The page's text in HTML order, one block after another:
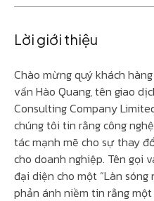
Lời giới thiệu
Chào mừng quý khách
vấn Hào Quang, tên giao
Consulting Company
chúng tôi tin rằng công
tác mạnh mẽ cho sự thay
cho doanh nghiệp. Tên gọi
đại diện cho một “Làn sóng
phản ánh niềm tin rằng